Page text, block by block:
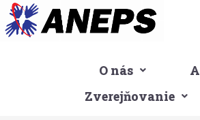
Preskočiť
na
O nás
Zverejňovanie